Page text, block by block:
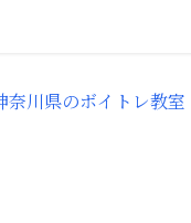
奈川県のボイトレ教室